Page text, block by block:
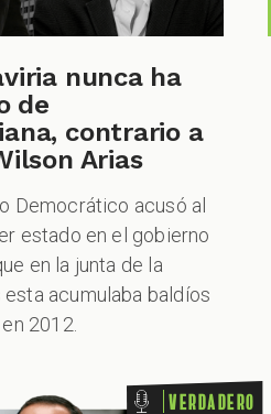
nunca ha
de
contrario a
Arias
Democrático acusó al
estado en el gobierno
en la junta de la
acumulaba baldíos
2012.
Verdadero